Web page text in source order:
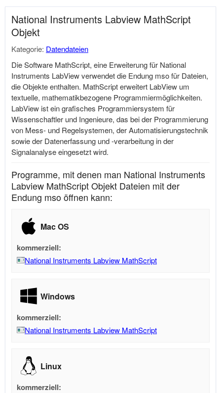
National Instruments Labview MathScript
Objekt
Kategorie: Datendateien
Die Software MathScript, eine Erweiterung für National
Instruments LabView verwendet die Endung mso für Dateien,
die Objekte enthalten. MathScript erweitert LabView um
textuelle, mathematikbezogene Programmiermöglichkeiten.
LabView ist ein grafisches Programmiersystem für
Wissenschaftler und Ingenieure, das bei der Programmierung
von Mess- und Regelsystemen, der Automatisierungstechnik
sowie der Datenerfassung und -verarbeitung in der
Signalanalyse eingesetzt wird.
Programme, mit denen man National Instruments
Labview MathScript Objekt Dateien mit der
Endung mso öffnen kann:
Mac OS
kommerziell:
National Instruments Labview MathScript
Windows
kommerziell:
National Instruments Labview MathScript
Linux
kommerziell: